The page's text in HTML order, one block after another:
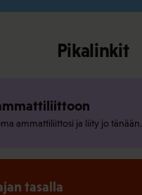
Pikalinkit
ammattiliittosi ja liity jo tänään.
tasalla